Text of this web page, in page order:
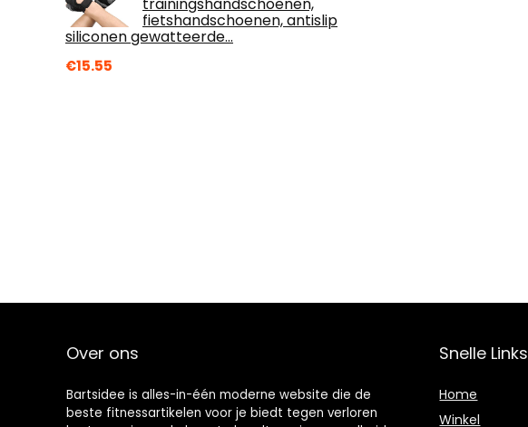
fietshandschoenen, antislip
siliconen gewatteerde…
€15.55
Over ons
Bartsidee is alles-in-één moderne website die de
beste fitnessartikelen voor je biedt tegen verloren
Snelle Links
Home
Winkel